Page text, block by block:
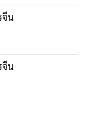
จีน
จีน